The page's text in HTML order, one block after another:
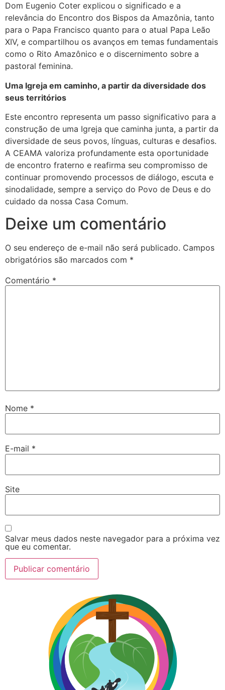
Dom Eugenio Coter explicou o significado e a
relevância do Encontro dos Bispos da Amazônia, tanto
para o Papa Francisco quanto para o atual Papa Leão
XIV, e compartilhou os avanços em temas fundamentais
como o Rito Amazônico e o discernimento sobre a
pastoral feminina.
Uma Igreja em caminho, a partir da diversidade dos
seus territórios
Este encontro representa um passo significativo para a
construção de uma Igreja que caminha junta, a partir da
diversidade de seus povos, línguas, culturas e desafios.
A CEAMA valoriza profundamente esta oportunidade
de encontro fraterno e reafirma seu compromisso de
continuar promovendo processos de diálogo, escuta e
sinodalidade, sempre a serviço do Povo de Deus e do
cuidado da nossa Casa Comum.
Deixe um comentário
O seu endereço de e-mail não será publicado. Campos
obrigatórios são marcados com *
Comentário *
Nome *
E-mail *
Site
Salvar meus dados neste navegador para a próxima vez
que eu comentar.